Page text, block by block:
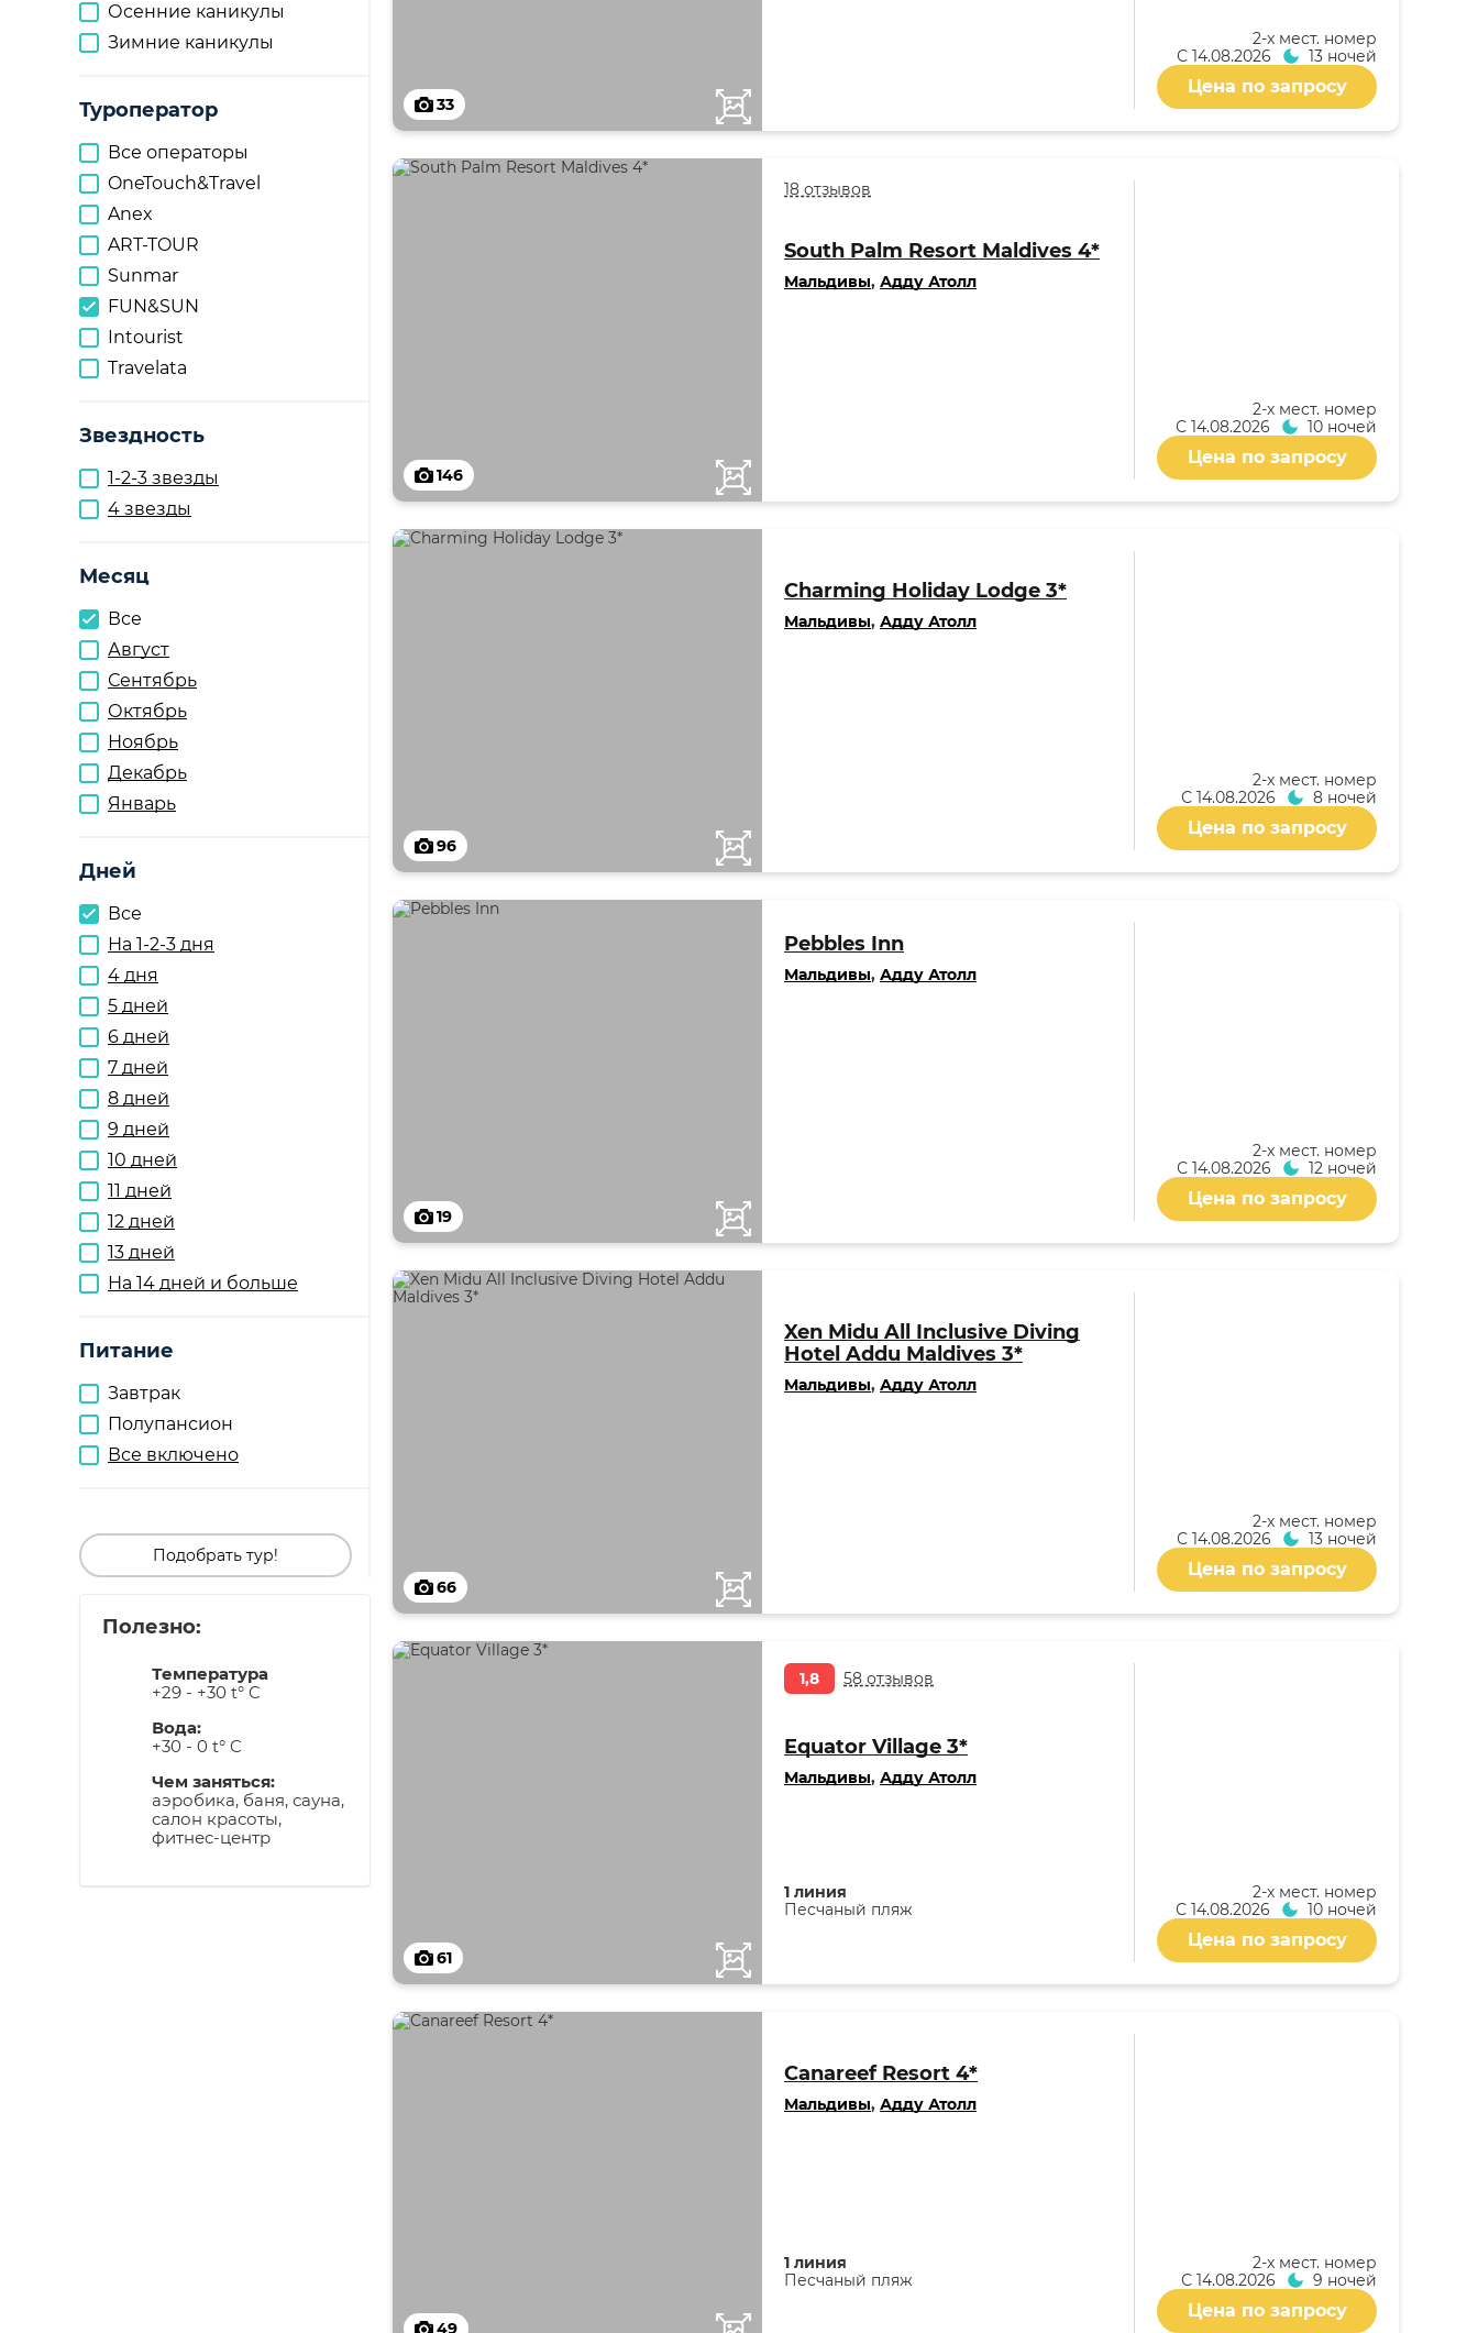
Осенние каникулы
Зимние каникулы
Туроператор
Все операторы
OneTouch&Travel
Anex
ART-TOUR
Sunmar
FUN&SUN
Intourist
Travelata
Звездность
1-2-3 звезды
4 звезды
Месяц
Все
Август
Сентябрь
Октябрь
Ноябрь
Декабрь
Январь
Дней
Все
На 1-2-3 дня
4 дня
5 дней
6 дней
7 дней
8 дней
9 дней
10 дней
11 дней
12 дней
13 дней
На 14 дней и больше
Питание
Завтрак
Полупансион
Все включено
Подобрать тур!
Полезно:
Температура
+29 - +30 t° C
Вода:
+30 - 0 t° C
Чем заняться:
аэробика, баня, сауна,
салон красоты,
фитнес-центр
33
2-x мест. номер
С 14.08.2026 13 ночей
Цена по запросу
146
18 отзывов
South Palm Resort Maldives 4*
Мальдивы, Адду Атолл
2-x мест. номер
С 14.08.2026 10 ночей
Цена по запросу
96
Charming Holiday Lodge 3*
Мальдивы, Адду Атолл
2-x мест. номер
С 14.08.2026 8 ночей
Цена по запросу
19
Pebbles Inn
Мальдивы, Адду Атолл
2-x мест. номер
С 14.08.2026 12 ночей
Цена по запросу
66
Xen Midu All Inclusive Diving
Hotel Addu Maldives 3*
Мальдивы, Адду Атолл
2-x мест. номер
С 14.08.2026 13 ночей
Цена по запросу
61
1,8 58 отзывов
Equator Village 3*
Мальдивы, Адду Атолл
1 линия
Песчаный пляж
2-x мест. номер
С 14.08.2026 10 ночей
Цена по запросу
49
Canareef Resort 4*
Мальдивы, Адду Атолл
1 линия
Песчаный пляж
2-x мест. номер
С 14.08.2026 9 ночей
Цена по запросу